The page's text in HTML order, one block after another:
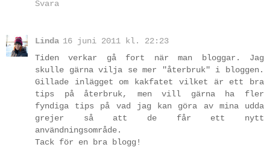
Svara
Linda 16 juni 2011 kl. 22:23
Tiden verkar gå fort när man bloggar. Jag
skulle gärna vilja se mer "återbruk" i bloggen.
Gillade inlägget om kakfatet vilket är ett bra
tips på återbruk, men vill gärna ha fler
fyndiga tips på vad jag kan göra av mina udda
grejer så att de får ett nytt
användningsområde.
Tack för en bra blogg!